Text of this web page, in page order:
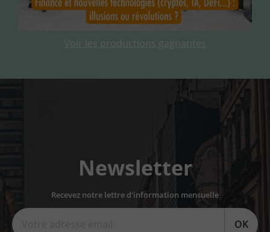
Voir les productions gagnantes
Newsletter
Recevez notre lettre d'information mensuelle
OK